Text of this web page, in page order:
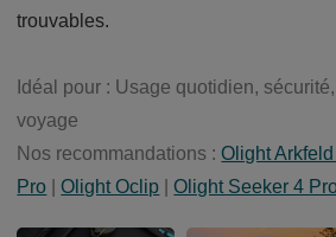
trouvables.
Idéal pour : Usage quotidien,
voyage
Nos recommandations :Olight
Pro |Olight Oclip |Olight Seeker 4